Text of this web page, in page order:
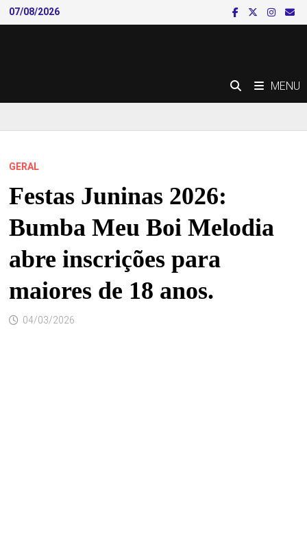
Skip
to
07/08/2026
MENU
GERAL
Festas Juninas 2026:
Bumba Meu Boi Melodia
abre inscrições para
maiores de 18 anos.
04/03/2026